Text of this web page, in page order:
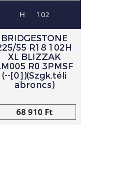
H 102
BRIDGESTONE
55 R18 102H
XL BLIZZAK
R0 3PMSF
(--[0])(Szgk.téli
abroncs)
68 910 Ft